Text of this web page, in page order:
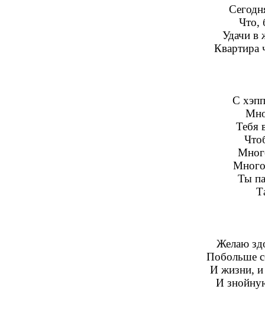
Что,
Удачи в
Квартира
С
Тебя
Много
Ты
Желаю
Побольше
И жизни, и
И